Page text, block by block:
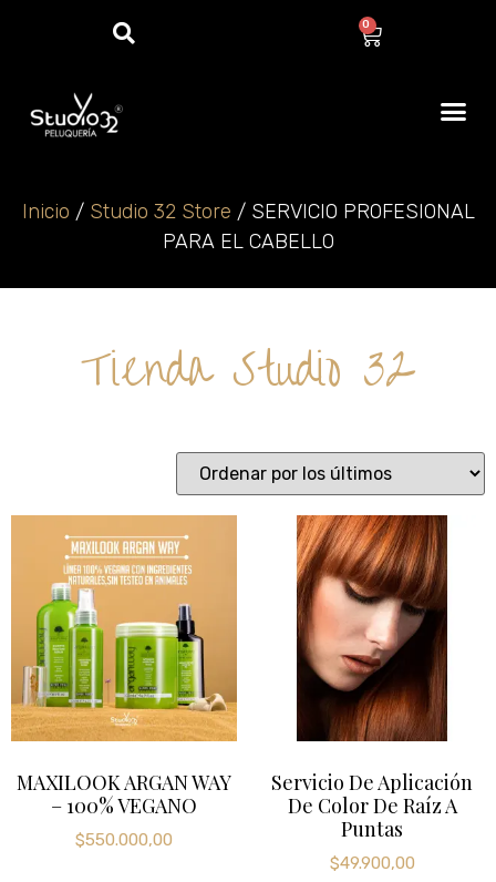
0
Inicio / Studio 32 Store / SERVICIO PROFESIONAL
PARA EL CABELLO
Tienda Studio 32
MAXILOOK ARGAN WAY
– 100% VEGANO
$550.000,00
Servicio De Aplicación
De Color De Raíz A
Puntas
$49.900,00